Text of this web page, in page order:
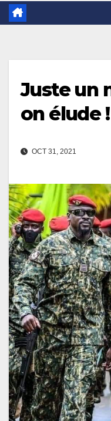
Juste un
on élude !
OCT 31, 2021